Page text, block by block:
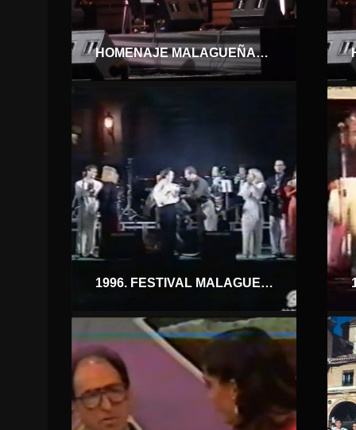
HOMENAJE MALAGUEÑAS DE FIESTA. LUZ MARIA
1996. FESTIVAL MALAGUEÑAS DE FIESTA